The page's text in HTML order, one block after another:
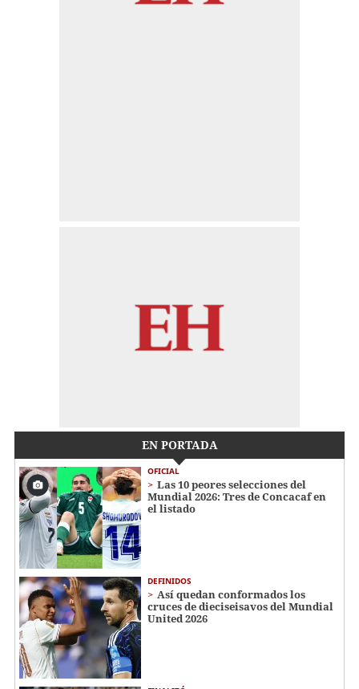
EN PORTADA
OFICIAL
Las 10 peores selecciones del
Mundial 2026: Tres de Concacaf en
el listado
DEFINIDOS
Así quedan conformados los
cruces de dieciseisavos del Mundial
United 2026